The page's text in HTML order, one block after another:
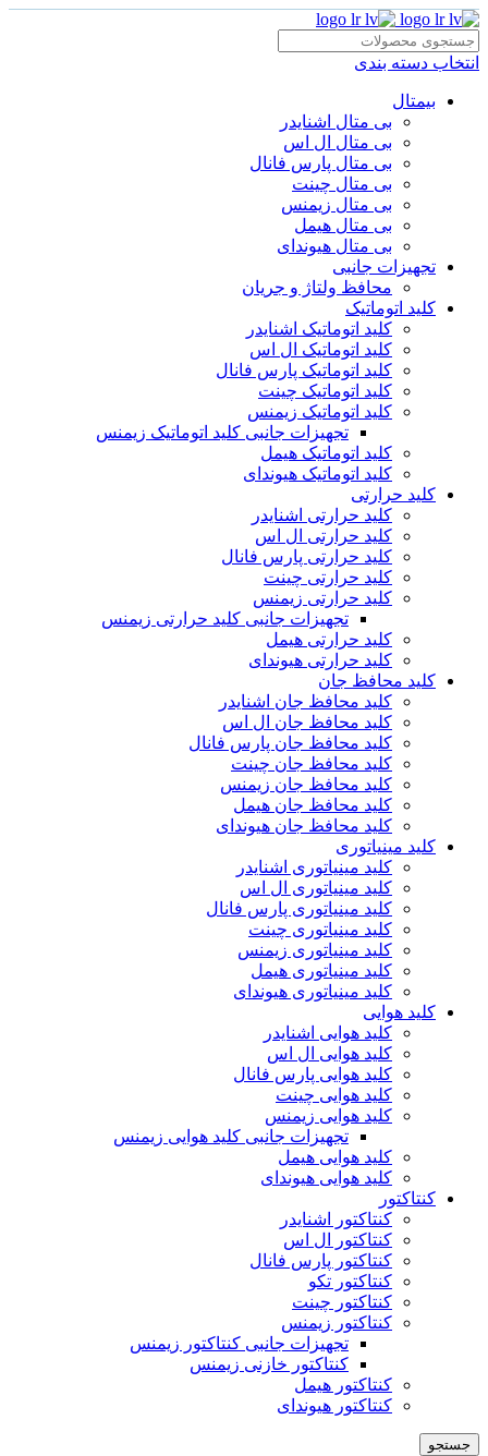
انتخاب دسته بندی
بیمتال
بی متال اشنایدر
بی متال ال اس
بی متال پارس فانال
بی متال چینت
بی متال زیمنس
بی متال هیمل
بی متال هیوندای
تجهیزات جانبی
محافظ ولتاژ و‌ جریان
کلید اتوماتیک
کلید اتوماتیک اشنایدر
کلید اتوماتیک ال اس
کلید اتوماتیک پارس فانال
کلید اتوماتیک چینت
کلید اتوماتیک زیمنس
تجهیزات جانبی کلید اتوماتیک زیمنس
کلید اتوماتیک هیمل
کلید اتوماتیک هیوندای
کلید حرارتی
کلید حرارتی اشنایدر
کلید حرارتی ال اس
کلید حرارتی پارس فانال
کلید حرارتی چینت
کلید حرارتی زیمنس
تجهیزات جانبی کلید حرارتی زیمنس
کلید حرارتی هیمل
کلید حرارتی هیوندای
کلید محافظ جان
کلید محافظ جان اشنایدر
کلید محافظ جان ال اس
کلید محافظ جان پارس فانال
کلید محافظ جان چینت
کلید محافظ جان زیمنس
کلید محافظ جان هیمل
کلید محافظ جان هیوندای
کلید مینیاتوری
کلید مینیاتوری اشنایدر
کلید مینیاتوری ال اس
کلید مینیاتوری پارس فانال
کلید مینیاتوری چینت
کلید مینیاتوری زیمنس
کلید مینیاتوری هیمل
کلید مینیاتوری هیوندای
کلید هوایی
کلید هوایی اشنایدر
کلید هوایی ال اس
کلید هوایی پارس فانال
کلید هوایی چینت
کلید هوایی زیمنس
تجهیزات جانبی کلید هوایی زیمنس
کلید هوایی هیمل
کلید هوایی هیوندای
کنتاکتور
کنتاکتور اشنایدر
کنتاکتور ال اس
کنتاکتور پارس فانال
کنتاکتور تکو
کنتاکتور چینت
کنتاکتور زیمنس
تجهیزات جانبی کنتاکتور زیمنس
کنتاکتور خازنی زیمنس
کنتاکتور هیمل
کنتاکتور هیوندای
جستجو